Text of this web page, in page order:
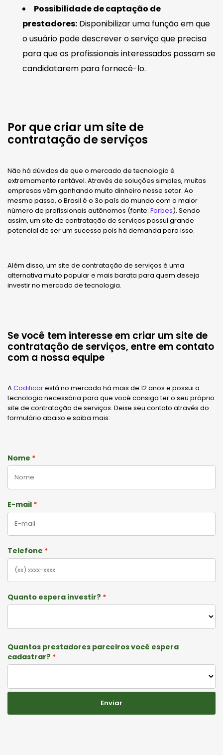
Possibilidade de captação de
prestadores: Disponibilizar uma função em que
o usuário pode descrever o serviço que precisa
para que os profissionais interessados possam se
candidatarem para fornecê-lo.
Por que criar um site de
contratação de serviços
Não há dúvidas de que o mercado de tecnologia é
extremamente rentável. Através de soluções simples, muitas
empresas vêm ganhando muito dinheiro nesse setor. Ao
mesmo passo, o Brasil é o 3o país do mundo com o maior
número de profissionais autônomos (fonte: Forbes). Sendo
assim, um site de contratação de serviços possui grande
potencial de ser um sucesso pois há demanda para isso.
Além disso, um site de contratação de serviços é uma
alternativa muito popular e mais barata para quem deseja
investir no mercado de tecnologia.
Se você tem interesse em criar um site de
contratação de serviços, entre em contato
com a nossa equipe
ACodificarestá no mercado há mais de 12 anos e possui a
tecnologia necessária para que você consiga ter o seu próprio
site de contratação de serviços. Deixe seu contato através do
formulário abaixo e saiba mais:
Nome
E-mail
Telefone
Quanto espera investir?
Quantos prestadores parceiros você espera
cadastrar?
Enviar